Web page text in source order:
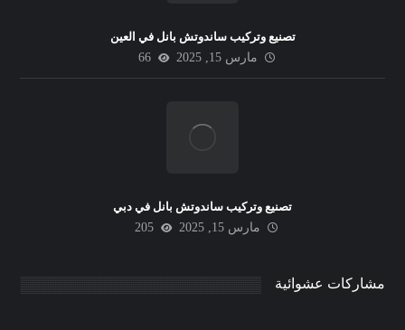
تصنيع وتركيب ساندوتش بانل في العين
مارس 15, 2025
66
تصنيع وتركيب ساندوتش بانل في دبي
مارس 15, 2025
205
مشاركات عشوائية